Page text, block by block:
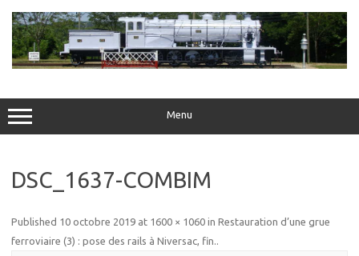
content
Menu
DSC_1637-COMBIM
Published 10 octobre 2019 at 1600 × 1060 in Restauration d’une grue
ferroviaire (3) : pose des rails à Niversac, fin.